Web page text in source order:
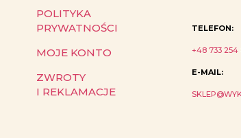
POLITYKA
PRYWATNOŚCI
MOJE KONTO
ZWROTY
I REKLAMACJE
TELEFON:
+48 733 254
E-MAIL: